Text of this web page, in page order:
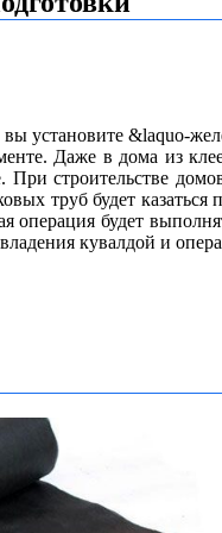
&laquo-
Даже в дома из
При строительстве
труб будет
операция будет
кувалдой и